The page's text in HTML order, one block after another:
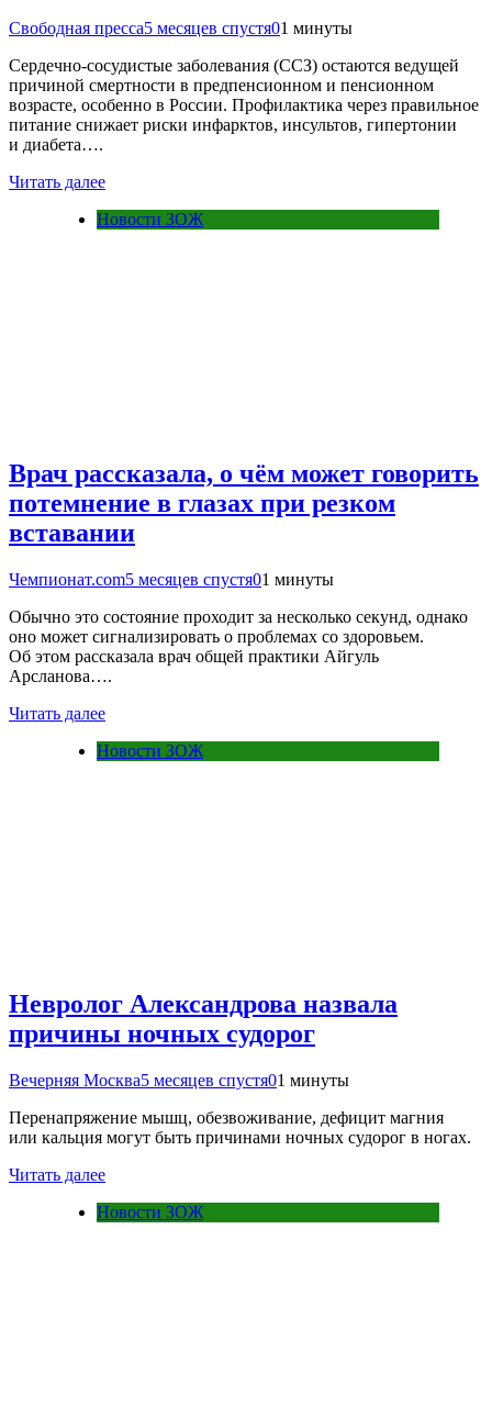
Свободная пресса5 месяцев спустя01 минуты
Сердечно-сосудистые заболевания (ССЗ) остаются ведущей
причиной смертности в предпенсионном и пенсионном
возрасте, особенно в России. Профилактика через правильное
питание снижает риски инфарктов, инсультов, гипертонии
и диабета….
Читать далее
Новости ЗОЖ
Врач рассказала, о чём может говорить
потемнение в глазах при резком
вставании
Чемпионат.com5 месяцев спустя01 минуты
Обычно это состояние проходит за несколько секунд, однако
оно может сигнализировать о проблемах со здоровьем.
Об этом рассказала врач общей практики Айгуль
Арсланова….
Читать далее
Новости ЗОЖ
Невролог Александрова назвала
причины ночных судорог
Вечерняя Москва5 месяцев спустя01 минуты
Перенапряжение мышц, обезвоживание, дефицит магния
или кальция могут быть причинами ночных судорог в ногах.
Читать далее
Новости ЗОЖ